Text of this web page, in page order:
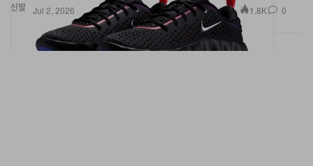
신발 Jul 2, 2026 1.8K 0